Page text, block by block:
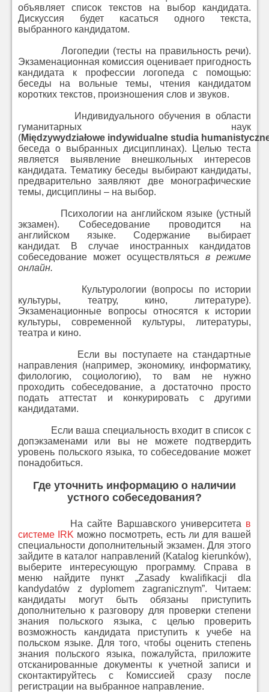
объявляет список текстов на выбор кандидата.
Дискуссия будет касаться одного текста,
выбранного кандидатом.
Логопедии (тесты на правильность речи).
Экзаменационная комиссия оценивает пригодность
кандидата к профессии логопеда с помощью:
беседы на вольные темы, чтения кандидатом
коротких текстов, произношения слов и звуков.
Индивидуального обучения в области
гуманитарных наук
(Międzywydziałowe indywidualne studia
беседа о выбранных дисциплинах). Целью теста
является выявление внешкольных интересов
кандидата. Тематику беседы выбирают кандидаты,
предварительно заявляют две монографические
темы, дисциплины – на выбор.
Психологии на английском языке (устный
экзамен). Собеседование проводится на
английском языке. Содержание
выбирает
кандидат.
В случае иностранных кандидатов
собеседование может осуществляться
в режиме
онлайн.
Культурологии (вопросы по истории
культуры, театру, кино, литературе).
Экзаменационные вопросы относятся к истории
культуры, современной культуры, литературы,
театра и кино.
Если вы поступаете на стандартные
направления (например, экономику, информатику,
филологию, социологию), то вам не нужно
проходить собеседование, а достаточно просто
подать аттестат и конкурировать с другими
кандидатами.
Если ваша специальность входит в список с
допэкзаменами или вы не можете подтвердить
уровень польского языка, то собеседование может
понадобиться.
Где уточнить информацию о наличии
устного собеседования?
На сайте Варшавского университета в
системе IRK можно посмотреть, есть ли для вашей
специальности дополнительный экзамен. Для этого
зайдите в каталог направлений (Katalog kierunków),
выберите интересующую программу. Справа в
меню найдите пункт „Zasady kwalifikacji dla
kandydatów z dyplomem zagranicznym”. Читаем:
кандидаты могут быть обязаны приступить
дополнительно к разговору для проверки степени
знания польского языка, с целью проверить
возможность кандидата приступить к учебе на
польском языке. Для того, чтобы оценить степень
знания польского языка, пожалуйста, приложите
отсканированные документы к учетной записи и
сконтактируйтесь с Комиссией сразу после
регистрации на выбранное направление.